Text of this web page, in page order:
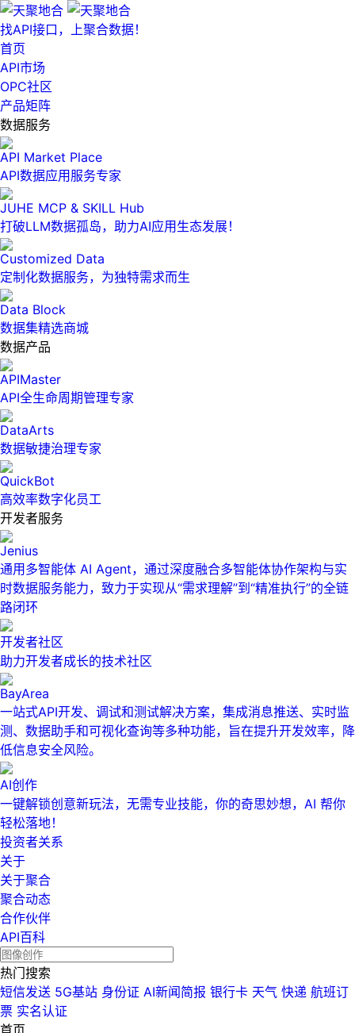
找API接口，上聚合数据！
首页
API市场
OPC社区
产品矩阵
数据服务
API Market Place
API数据应用服务专家
JUHE MCP & SKILL Hub
打破LLM数据孤岛，助力AI应用生态发展！
Customized Data
定制化数据服务，为独特需求而生
Data Block
数据集精选商城
数据产品
APIMaster
API全生命周期管理专家
DataArts
数据敏捷治理专家
QuickBot
高效率数字化员工
开发者服务
Jenius
通用多智能体 AI Agent，通过深度融合多智能体协作架构与实
时数据服务能力，致力于实现从“需求理解”到“精准执行”的全链
路闭环
开发者社区
助力开发者成长的技术社区
BayArea
一站式API开发、调试和测试解决方案，集成消息推送、实时监
测、数据助手和可视化查询等多种功能，旨在提升开发效率，降
低信息安全风险。
AI创作
一键解锁创意新玩法，无需专业技能，你的奇思妙想，AI 帮你
轻松落地！
投资者关系
关于
关于聚合
聚合动态
合作伙伴
API百科
热门搜索
短信发送 5G基站 身份证 AI新闻简报 银行卡 天气 快递 航班订
票 实名认证
首页